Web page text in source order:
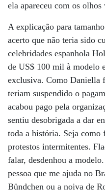
ela apareceu com os olhos
A explicação para
acerto que não teria sido
celebridades espanhola
de US$ 100 mil à modelo
exclusiva. Como Daniella
teriam suspendido o
acabou pago pela
sentiu desobrigada a dar
toda a história. Seja como
protestos intermitentes.
falar, desdenhou a
pessoa que me ajuda no
Bündchen ou a noiva de